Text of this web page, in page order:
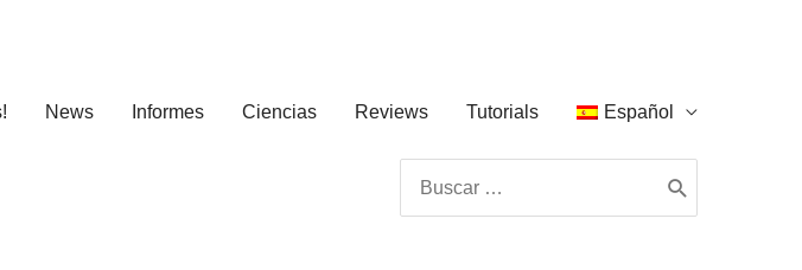
News Informes Ciencias Reviews Tutorials Español
por: